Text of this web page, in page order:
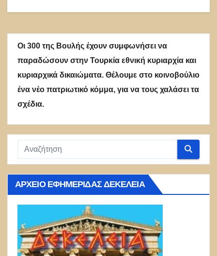
Οι 300 της Βουλής έχουν συμφωνήσει να
παραδώσουν στην Τουρκία εθνική κυριαρχία και
κυριαρχικά δικαιώματα. Θέλουμε στο κοινοβούλιο
ένα νέο πατριωτικό κόμμα, για να τους χαλάσει τα
σχέδια.
ΑΡΧΕΊΟ ΕΦΗΜΕΡΊΔΑΣ ΔΕΚΈΛΕΙΑ